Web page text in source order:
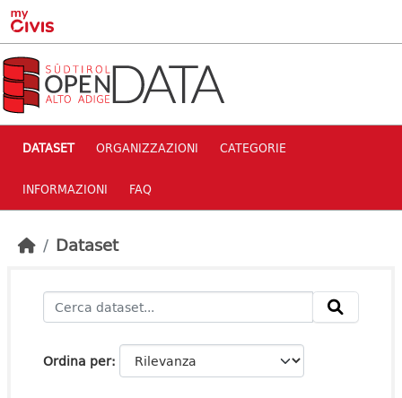
Skip to main content
DATASET ORGANIZZAZIONI CATEGORIE
INFORMAZIONI FAQ
Dataset
Ordina per